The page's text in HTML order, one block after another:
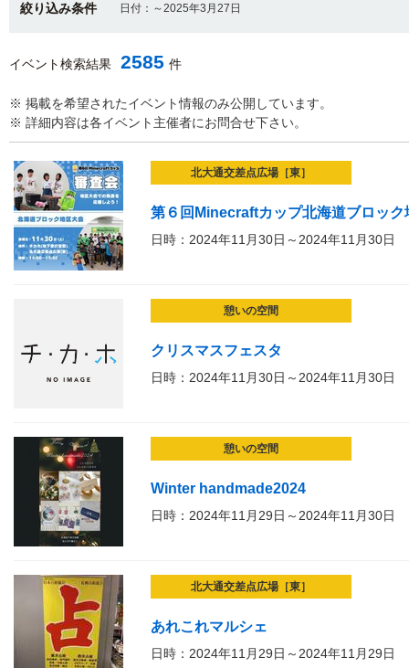
絞り込み条件 日付：～2025年3月27日
イベント検索結果 2585 件
※ 掲載を希望されたイベント情報のみ公開しています。
※ 詳細内容は各イベント主催者にお問合せ下さい。
北大通交差点広場［東］
第６回Minecraftカップ北海道ブロック
日時：2024年11月30日～2024年11月30日
憩いの空間
クリスマスフェスタ
日時：2024年11月30日～2024年11月30日
憩いの空間
Winter handmade2024
日時：2024年11月29日～2024年11月30日
北大通交差点広場［東］
あれこれマルシェ
日時：2024年11月29日～2024年11月29日